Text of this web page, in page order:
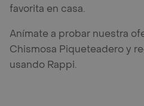
favorita en casa.
Anímate a probar nuestra
Chismosa Piqueteadero y
usando Rappi.